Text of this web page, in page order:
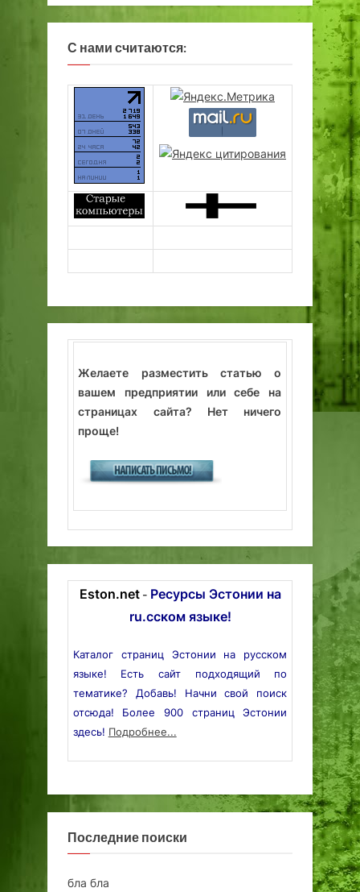
С нами считаются:
Желаете разместить статью о
вашем предприятии или себе на
страницах сайта? Нет ничего
проще!
Eston.net- Ресурсы Эстонии на
ru.сском языке!
Каталог страниц Эстонии на русском
языке! Есть сайт подходящий по
тематике? Добавь! Начни свой поиск
отсюда! Более 900 страниц Эстонии
здесь! Подробнее...
Последние поиски
бла бла